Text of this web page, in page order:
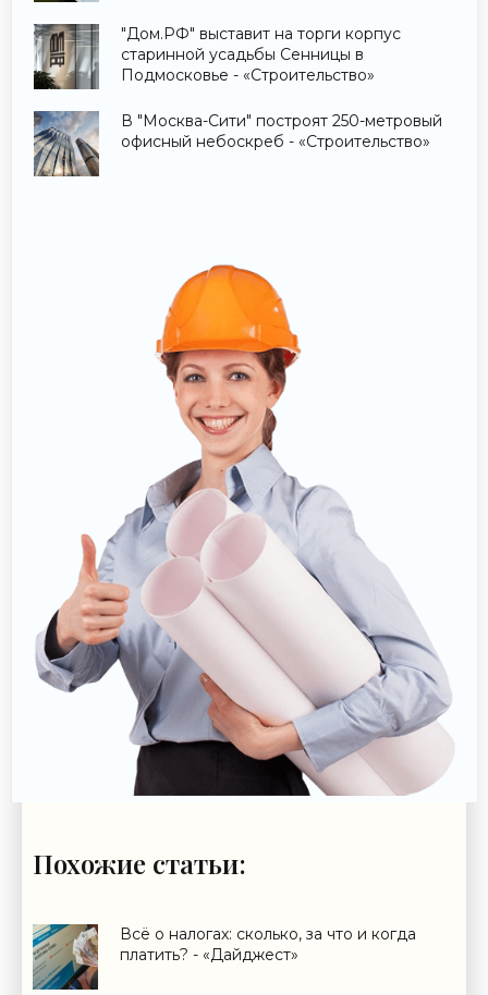
"Дом.РФ" выставит на торги корпус
старинной усадьбы Сенницы в
Подмосковье - «Строительство»
В "Москва-Сити" построят 250-метровый
офисный небоскреб - «Строительство»
Похожие статьи:
Всё о налогах: сколько, за что и когда
платить? - «Дайджест»